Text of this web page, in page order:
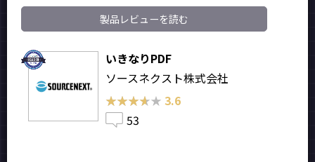
製品レビューを読む
いきなりPDF
ソースネクスト株式会社
★★★★★
★★★★★ 3.6
53